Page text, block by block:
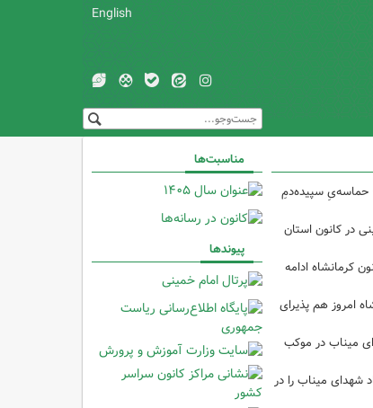
English
حماسه‌یِ سپیده‌دمِ
در کانون استان
کرمانشاه ادامه
امروز هم پذیرای
میناب در موکب
شهدای میناب را در
مناسبت‌ها
پیوندها